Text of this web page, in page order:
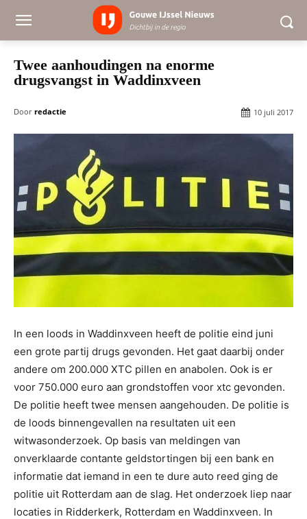
Twee aanhoudingen na enorme
drugsvangst in Waddinxveen
Door redactie 10 juli 2017
In een loods in Waddinxveen heeft de politie eind juni
een grote partij drugs gevonden. Het gaat daarbij onder
andere om 200.000 XTC pillen en anabolen. Ook is er
voor 750.000 euro aan grondstoffen voor xtc gevonden.
De politie heeft twee mensen aangehouden. De politie is
de loods binnengevallen na resultaten uit een
witwasonderzoek. Op basis van meldingen van
onverklaarde contante geldstortingen bij een bank en
informatie dat iemand in een te dure auto reed ging de
politie uit Rotterdam aan de slag. Het onderzoek liep naar
locaties in Ridderkerk, Rotterdam en Waddinxveen. In